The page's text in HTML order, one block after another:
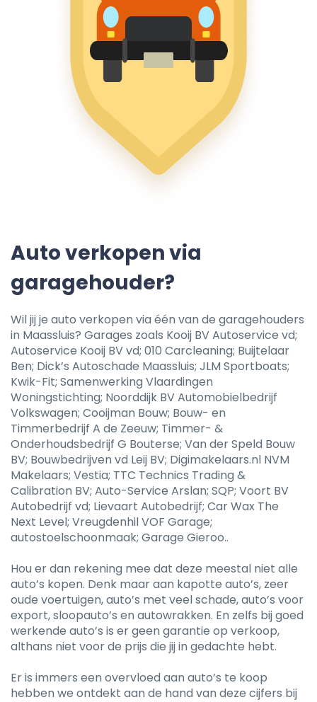
Auto verkopen via
garagehouder?
Wil jij je auto verkopen via één van de garagehouders
in Maassluis? Garages zoals Kooij BV Autoservice vd;
Autoservice Kooij BV vd; 010 Carcleaning; Buijtelaar
Ben; Dick’s Autoschade Maassluis; JLM Sportboats;
Kwik-Fit; Samenwerking Vlaardingen
Woningstichting; Noorddijk BV Automobielbedrijf
Volkswagen; Cooijman Bouw; Bouw- en
Timmerbedrijf A de Zeeuw; Timmer- &
Onderhoudsbedrijf G Bouterse; Van der Speld Bouw
BV; Bouwbedrijven vd Leij BV; Digimakelaars.nl NVM
Makelaars; Vestia; TTC Technics Trading &
Calibration BV; Auto-Service Arslan; SQP; Voort BV
Autobedrijf vd; Lievaart Autobedrijf; Car Wax The
Next Level; Vreugdenhil VOF Garage;
autostoelschoonmaak; Garage Gieroo..
Hou er dan rekening mee dat deze meestal niet alle
auto’s kopen. Denk maar aan kapotte auto’s, zeer
oude voertuigen, auto’s met veel schade, auto’s voor
export, sloopauto’s en autowrakken. En zelfs bij goed
werkende auto’s is er geen garantie op verkoop,
althans niet voor de prijs die jij in gedachte hebt.
Er is immers een overvloed aan auto’s te koop
hebben we ontdekt aan de hand van deze cijfers bij